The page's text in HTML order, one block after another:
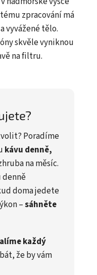
zpracování má
vyvážené tělo.
skvěle vyniknou
na filtru.
Poradíme
kávu denně,
na měsíc.
denně
doma jedete
–sáhněte
každý
že by vám